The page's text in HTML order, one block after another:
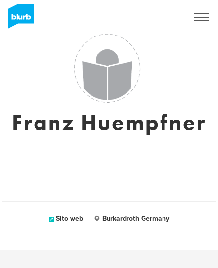
Franz Huempfner
Sito web Burkardroth Germany